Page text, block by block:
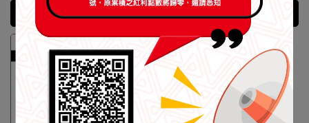
加入購物車 加入購物車